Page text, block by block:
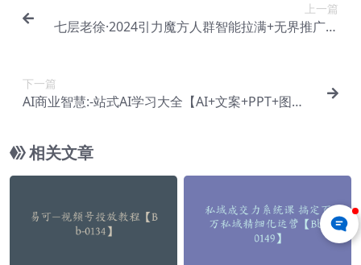
上一篇
七层老徐·2024引力魔方人群智能拉满+无界推广高
下一篇
AI商业智慧:-站式AI学习大全【AI+文案+PPT+图像
相关文章